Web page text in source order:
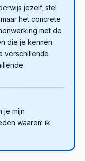
jezelf, stel
het concrete
met de
die je kennen.
verschillende
je mijn
waarom ik